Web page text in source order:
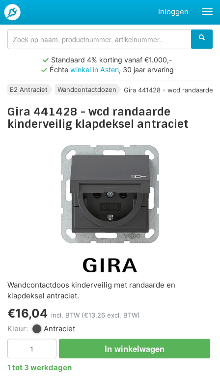
Inloggen
Standaard 4% korting vanaf €1.000,-
Échte winkel in Asten, 30 jaar ervaring
E2 Antraciet Wandcontactdozen Gira 441428 - wcd randaarde...
Gira 441428 - wcd randaarde
kinderveilig klapdeksel antraciet
Wandcontactdoos kinderveilig met randaarde en
klapdeksel antraciet.
€16,04 incl. BTW (€13,26 excl. BTW)
Kleur: Antraciet
In winkelwagen
1 tot 3 werkdagen